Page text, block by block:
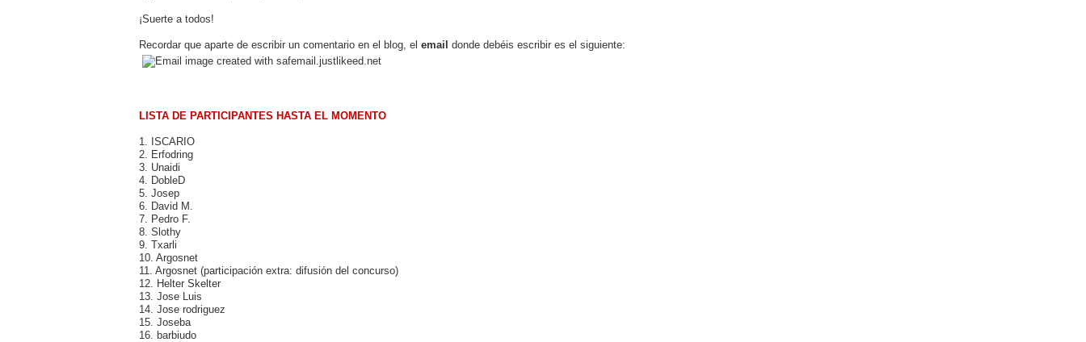
¡Suerte a todos!
Recordar que aparte de escribir un comentario en el blog, el email donde debéis escribir es el siguiente:
LISTA DE PARTICIPANTES HASTA EL MOMENTO
1. ISCARIO
2. Erfodring
3. Unaidi
4. DobleD
5. Josep
6. David M.
7. Pedro F.
8. Slothy
9. Txarli
10. Argosnet
11. Argosnet (participación extra: difusión del concurso)
12. Helter Skelter
13. Jose Luis
14. Jose rodriguez
15. Joseba
16. barbiudo